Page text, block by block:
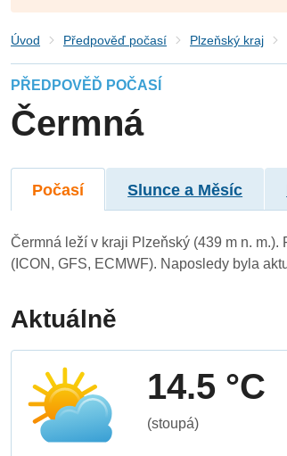
Úvod Předpověď počasí Plzeňský kraj
PŘEDPOVĚĎ POČASÍ
Čermná
Počasí Slunce a Měsíc
Čermná leží v kraji Plzeňský (439 m n.
(ICON, GFS, ECMWF). Naposledy byla
Aktuálně
14.5 °C
(stoupá)